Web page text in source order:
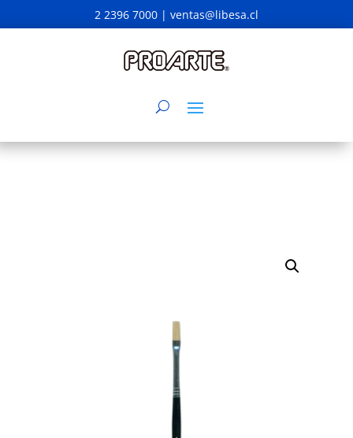
2 2396 7000 | ventas@libesa.cl